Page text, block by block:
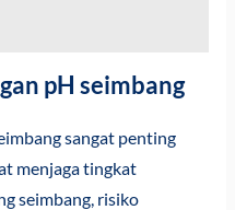
pH seimbang
sangat penting
menjaga tingkat
seimbang, risiko